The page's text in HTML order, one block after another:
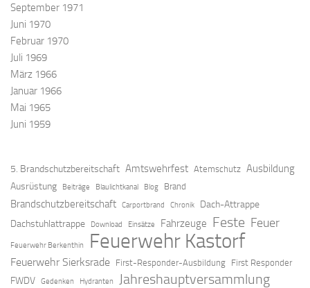
September 1971
Juni 1970
Februar 1970
Juli 1969
März 1966
Januar 1966
Mai 1965
Juni 1959
5. Brandschutzbereitschaft Amtswehrfest Atemschutz Ausbildung
Ausrüstung Beiträge Blaulichtkanal Blog Brand
Brandschutzbereitschaft Carportbrand Chronik
Dach-Attrappe
Dachstuhlattrappe
Download Einsätze Fahrzeuge Feste Feuer
Feuerwehr Berkenthin Feuerwehr Kastorf
Feuerwehr Sierksrade First-Responder-Ausbildung First Responder
FWDV Gedenken Hydranten Jahreshauptversammlung